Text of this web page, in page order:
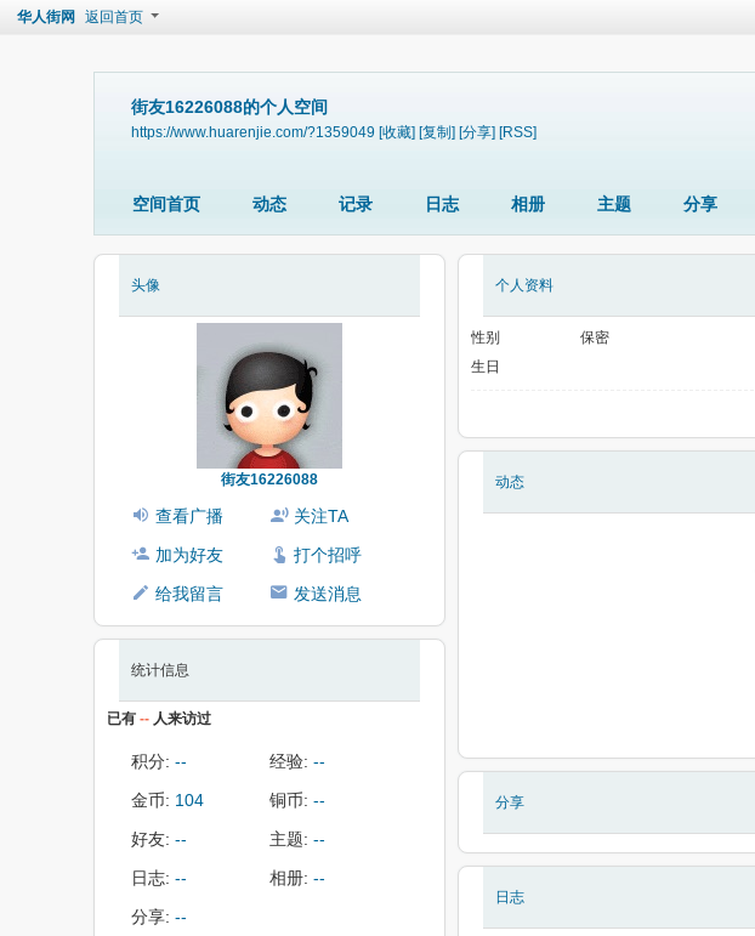
华人街网 返回首页
街友16226088的个人空间
https://www.huarenjie.com/?1359049 [收藏] [复制] [分享] [RSS]
空间首页 动态 记录 日志 相册 主题 分享
头像
街友16226088
查看广播
关注TA
加为好友
打个招呼
给我留言
发送消息
统计信息
已有 -- 人来访过
积分: -- 经验: --
金币: 104 铜币: --
好友: -- 主题: --
日志: -- 相册: --
分享: --
个人资料
性别
保密
生日
动态
分享
日志